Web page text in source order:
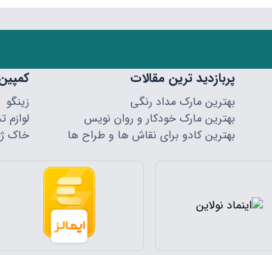
پربازدید ترین مقالات
بهترین مارک مداد رنگی
بهترین مارک خودکار و روان نویس
بهترین کادو برای نقاش ها و طراح ها
زینگو
لوازم
خاک